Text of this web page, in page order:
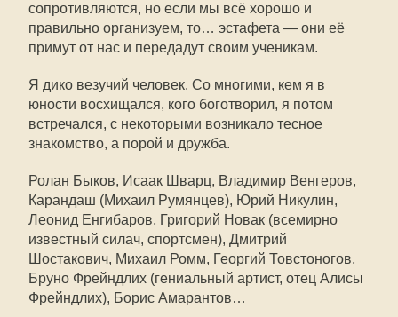
сопротивляются, но если мы всё хорошо и
правильно организуем, то… эстафета — они её
примут от нас и передадут своим ученикам.
Я дико везучий человек. Со многими, кем я в
юности восхищался, кого боготворил, я потом
встречался, с некоторыми возникало тесное
знакомство, а порой и дружба.
Ролан Быков, Исаак Шварц, Владимир Венгеров,
Карандаш (Михаил Румянцев), Юрий Никулин,
Леонид Енгибаров, Григорий Новак (всемирно
известный силач, спортсмен), Дмитрий
Шостакович, Михаил Ромм, Георгий Товстоногов,
Бруно Фрейндлих (гениальный артист, отец Алисы
Фрейндлих), Борис Амарантов…